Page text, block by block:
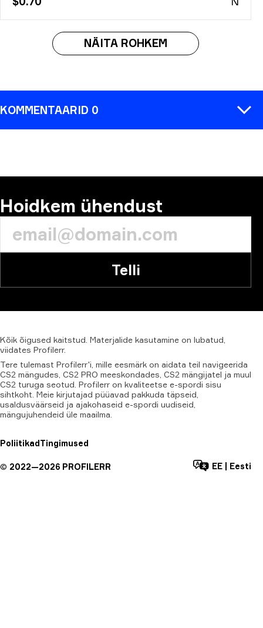
NÄITA ROHKEM
KOMMENTAARID 0
Hoidkem ühendust
Telli
Kõik õigused kaitstud. Materjalide kasutamine on lubatud,
viidates Profilerr.
Tere tulemast Profilerr'i, mille eesmärk on aidata teil navigeerida
CS2 mängudes, CS2 PRO meeskondades, CS2 mängijatel ja muul
CS2 turuga seotud. Profilerr on kvaliteetse e-spordi sisu
sihtkoht. Meie kirjutajad püüavad pakkuda täpseid,
usaldusväärseid ja ajakohaseid e-spordi uudiseid,
mängujuhendeid üle maailma.
PoliitikadTingimused
© 2022—2026 PROFILERR EE Eesti